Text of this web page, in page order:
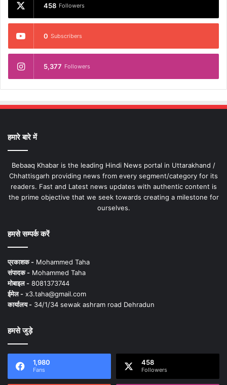
458 Followers
0 Subscribers
5,377 Followers
हमारे बारे में
Bebaaq Khabar is the leading Hindi News portal in Uttarakhand /
Chhattisgarh providing news from every segment/category for its
readers. Fast and Latest news updates with authentic content is
the prime objective that we seek towards creating a milestone for
ourselves.
हमसे सम्पर्क करें
प्रकाशक - Mohammed Taha
संपादक - Mohammed Taha
मोबाइल - 8081373744
ईमेल - x3.taha@gmail.com
कार्यालय - 34/1/34 sewak ashram road Dehradun
हमसे जुड़े
1,980
Fans
458
Followers